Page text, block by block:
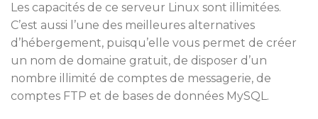
Les capacités de ce serveur Linux sont illimitées.
C’est aussi l’une des meilleures alternatives
d’hébergement, puisqu’elle vous permet de créer
un nom de domaine gratuit, de disposer d’un
nombre illimité de comptes de messagerie, de
comptes FTP et de bases de données MySQL.